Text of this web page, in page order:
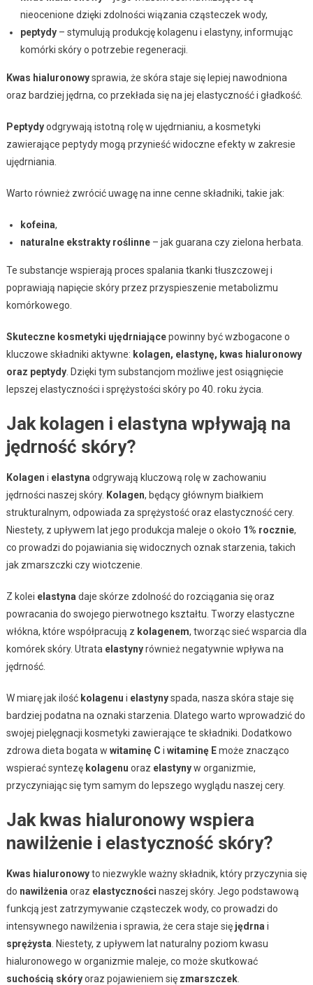
nieocenione dzięki zdolności wiązania cząsteczek wody,
peptydy– stymulują produkcję kolagenu i elastyny, informując
komórki skóry o potrzebie regeneracji.
Kwas hialuronowysprawia, że skóra staje się lepiej nawodniona
oraz bardziej jędrna, co przekłada się na jej elastyczność i gładkość.
Peptydyodgrywają istotną rolę w ujędrnianiu, a kosmetyki
zawierające peptydy mogą przynieść widoczne efekty w zakresie
ujędrniania.
Warto również zwrócić uwagę na inne cenne składniki, takie jak:
kofeina,
naturalne ekstrakty roślinne– jak guarana czy zielona herbata.
Te substancje wspierają proces spalania tkanki tłuszczowej i
poprawiają napięcie skóry przez przyspieszenie metabolizmu
komórkowego.
Skuteczne kosmetyki ujędrniającepowinny być wzbogacone o
kluczowe składniki aktywne: kolagen, elastynę, kwas hialuronowy
oraz peptydy. Dzięki tym substancjom możliwe jest osiągnięcie
lepszej elastyczności i sprężystości skóry po 40. roku życia.
Jak kolagen i elastyna wpływają na
jędrność skóry?
Kolagen i elastyna odgrywają kluczową rolę w zachowaniu
jędrności naszej skóry. Kolagen, będący głównym białkiem
strukturalnym, odpowiada za sprężystość oraz elastyczność cery.
Niestety, z upływem lat jego produkcja maleje o około 1% rocznie,
co prowadzi do pojawiania się widocznych oznak starzenia, takich
jak zmarszczki czy wiotczenie.
Z kolei elastyna daje skórze zdolność do rozciągania się oraz
powracania do swojego pierwotnego kształtu. Tworzy elastyczne
włókna, które współpracują z kolagenem, tworząc sieć wsparcia dla
komórek skóry. Utrata elastynyrównież negatywnie wpływa na
jędrność.
W miarę jak ilość kolagenu i elastynyspada, nasza skóra staje się
bardziej podatna na oznaki starzenia. Dlatego warto wprowadzić do
swojej pielęgnacji kosmetyki zawierające te składniki. Dodatkowo
zdrowa dieta bogata w witaminę C i witaminę Emoże znacząco
wspierać syntezę kolagenu oraz elastynyw organizmie,
przyczyniając się tym samym do lepszego wyglądu naszej cery.
Jak kwas hialuronowy wspiera
nawilżenie i elastyczność skóry?
Kwas hialuronowyto niezwykle ważny składnik, który przyczynia się
do nawilżenia oraz elastyczności naszej skóry. Jego podstawową
funkcją jest zatrzymywanie cząsteczek wody, co prowadzi do
intensywnego nawilżenia i sprawia, że cera staje się jędrna i
sprężysta . Niestety, z upływem lat naturalny poziom kwasu
hialuronowego w organizmie maleje, co może skutkować
suchością skóryoraz pojawieniem się zmarszczek.